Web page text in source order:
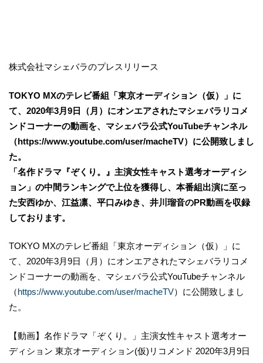
株式会社マシェバラのプレスリリース
TOKYO MXのテレビ番組「東京オーディション（仮）」に
て、2020年3月9日（月）にオンエアされたマシェバラリコメ
ンドコーナーの動画を、マシェバラ公式YouTubeチャンネル
（https://www.youtube.com/user/macheTV）に公開致しまし
た。
「名作ドラマ『ぞくり。』主演女性キャスト選考オーディシ
ョン」の中間ランキングで上位を獲得し、本番組出演に至っ
た安西ゆか、江益凛、平口みゆき、井川瑠音のPR動画を収録
しております。
TOKYO MXのテレビ番組「東京オーディション（仮）」に
て、2020年3月9日（月）にオンエアされたマシェバラリコメ
ンドコーナーの動画を、マシェバラ公式YouTubeチャンネル
（https://www.youtube.com/user/macheTV）に公開致しまし
た。
【動画】名作ドラマ「ぞくり。」主演女性キャスト選考オー
ディション 東京オーディション(仮)リコメンド 2020年3月9日